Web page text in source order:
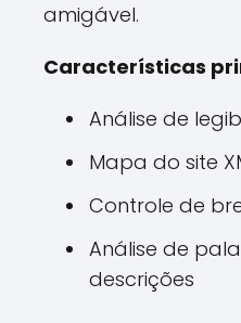
amigável.
Características
Análise de
Mapa do site
Controle de
Análise de
descrições